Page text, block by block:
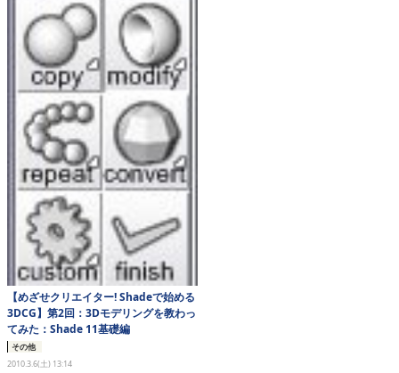
【めざせクリエイター! Shadeで始める
3DCG】第2回：3Dモデリングを教わっ
てみた：Shade 11基礎編
その他
2010.3.6(土) 13:14